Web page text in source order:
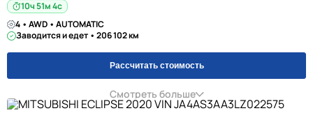
10ч 51м 3с
4 • AWD • AUTOMATIC
Заводится и едет • 206 102 км
Рассчитать стоимость
Смотреть больше